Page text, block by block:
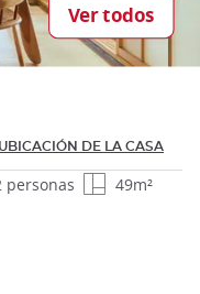
Ver todos
UBICACIÓN DE LA CASA
personas
49m²